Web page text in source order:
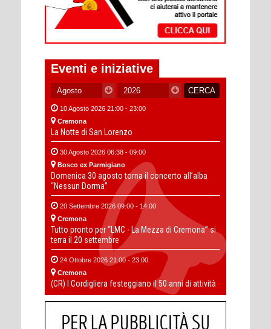
Eventi e iniziative
10 Agosto 2026 21:00 - 23:00
Cremona
La Notte di San Lorenzo
30 Agosto 2026 06:38 - 09:00
Bosco ex Parmigiano
Domenica 30 agosto torna il concerto all’alba
“Nessun Dorma”
20 Settembre 2026 09:00 - 14:00
Cremona
Tutto pronto per “LMC - La Mezza di Cremona” si
terra il 20 settembre
24 Ottobre 2026 21:00 - 23:00
Cremona
(CR) I Cordigliera festeggiano il 50 anni di attività